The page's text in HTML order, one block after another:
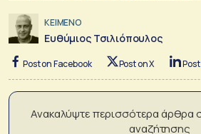
ΚΕΙΜΕΝΟ
Ευθύμιος Τσιλιόπουλος
Post on Facebook Post on X
Ανακαλύψτε περισσότερα άρθρα
αναζήτησης